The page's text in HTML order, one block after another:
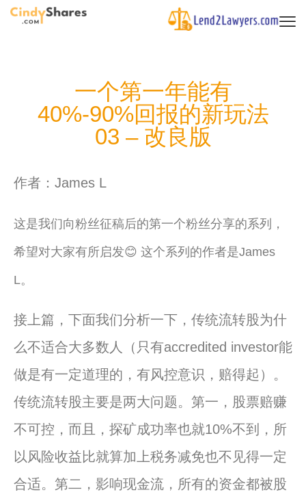
一个第一年能有
40%-90%回报的新玩法
03 – 改良版
作者：James L
这是我们向粉丝征稿后的第一个粉丝分享的系列，
希望对大家有所启发😊 这个系列的作者是James
L。
接上篇，下面我们分析一下，传统流转股为什
么不适合大多数人（只有accredited investor能
做是有一定道理的，有风控意识，赔得起）。
传统流转股主要是两大问题。第一，股票赔赚
不可控，而且，探矿成功率也就10%不到，所
以风险收益比就算加上税务减免也不见得一定
合适。第二，影响现金流，所有的资金都被股